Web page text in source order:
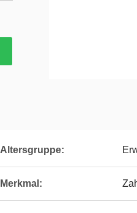
Altersgruppe:
Merkmal: